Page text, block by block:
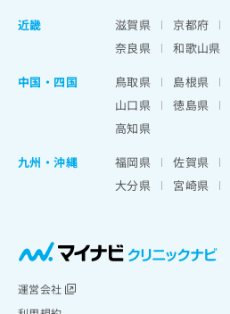
近畿
滋賀県 京都府
奈良県
和歌山県
中国・四国
鳥取県 島根県
山口県
徳島県
高知県
九州・沖縄
福岡県 佐賀県
大分県
宮崎県
運営会社